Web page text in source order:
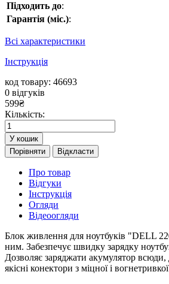
Підходить до:
Гарантія (міс.):
Всі характеристики
Інструкція
код товару: 46693
0 відгуків
599₴
Кількість:
У кошик
Порівняти
Відкласти
Про товар
Відгуки
Інструкція
Огляди
Відеоогляди
Блок живлення для ноутбуків "DELL
ним. Забезпечує швидку зарядку
Дозволяє заряджати акумулятор
якісні конектори з міцної і